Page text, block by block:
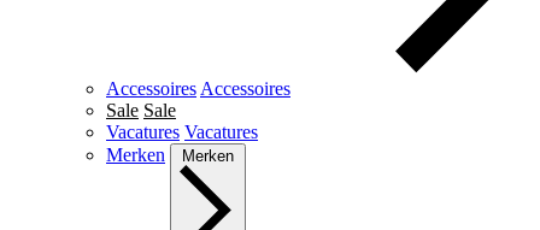
Accessoires Accessoires
Sale Sale
Vacatures Vacatures
Merken
Merken